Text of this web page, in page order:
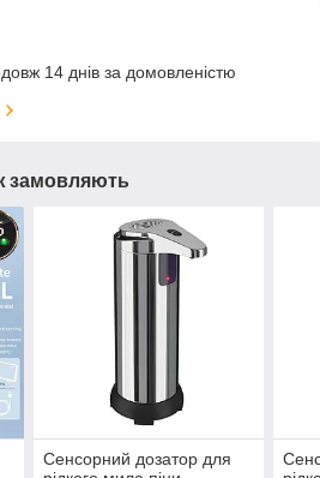
14 днів за домовленістю
замовляють
Сенсорний дозатор для